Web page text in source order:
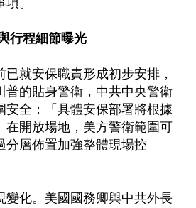
。
行程細節曝光
就安保職責形成初步安排，
普的貼身警衛，中共中央警衛
安全：「具體安保部署將根據
在開放場地，美方警衛範圍可
分層佈置加強整體現場控
變化。美國國務卿與中共外長